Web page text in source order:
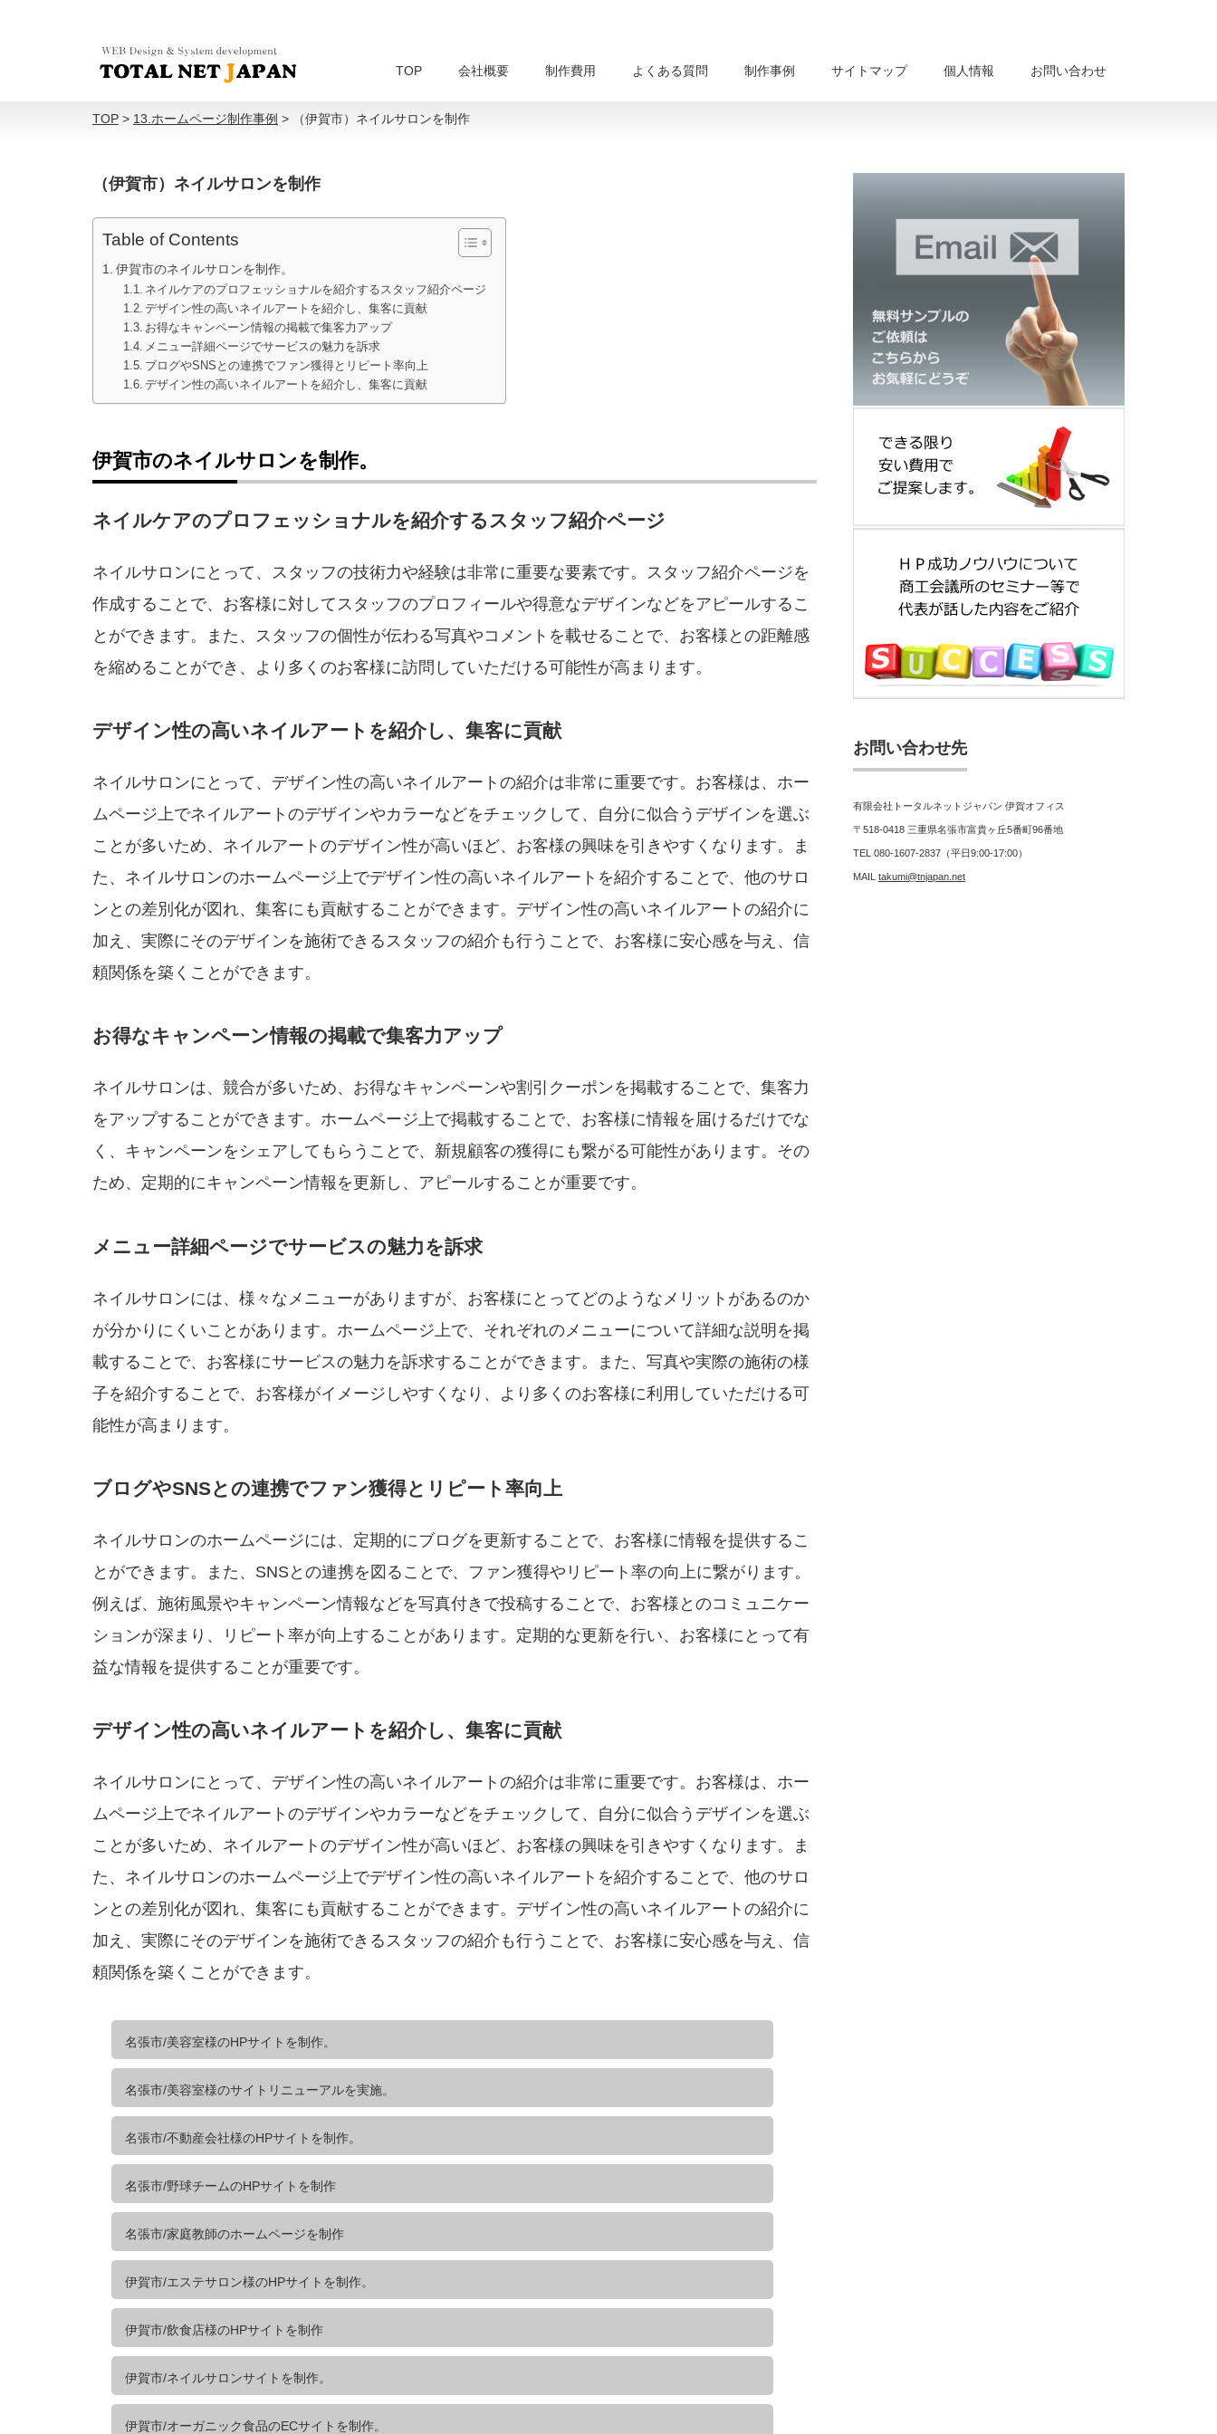
TOP 会社概要 制作費用 よくある質問 制作事例 サイトマップ 個人情報 お問い合わせ
TOP > 13.ホームページ制作事例 > （伊賀市）ネイルサロンを制作
（伊賀市）ネイルサロンを制作
Table of Contents
伊賀市のネイルサロンを制作。
ネイルケアのプロフェッショナルを紹介するスタッフ紹介ページ
デザイン性の高いネイルアートを紹介し、集客に貢献
お得なキャンペーン情報の掲載で集客力アップ
メニュー詳細ページでサービスの魅力を訴求
ブログやSNSとの連携でファン獲得とリピート率向上
デザイン性の高いネイルアートを紹介し、集客に貢献
伊賀市のネイルサロンを制作。
ネイルケアのプロフェッショナルを紹介するスタッフ紹介ページ
ネイルサロンにとって、スタッフの技術力や経験は非常に重要な要素です。スタッフ紹介ページを
作成することで、お客様に対してスタッフのプロフィールや得意なデザインなどをアピールするこ
とができます。また、スタッフの個性が伝わる写真やコメントを載せることで、お客様との距離感
を縮めることができ、より多くのお客様に訪問していただける可能性が高まります。
デザイン性の高いネイルアートを紹介し、集客に貢献
ネイルサロンにとって、デザイン性の高いネイルアートの紹介は非常に重要です。お客様は、ホー
ムページ上でネイルアートのデザインやカラーなどをチェックして、自分に似合うデザインを選ぶ
ことが多いため、ネイルアートのデザイン性が高いほど、お客様の興味を引きやすくなります。ま
た、ネイルサロンのホームページ上でデザイン性の高いネイルアートを紹介することで、他のサロ
ンとの差別化が図れ、集客にも貢献することができます。デザイン性の高いネイルアートの紹介に
加え、実際にそのデザインを施術できるスタッフの紹介も行うことで、お客様に安心感を与え、信
頼関係を築くことができます。
お得なキャンペーン情報の掲載で集客力アップ
ネイルサロンは、競合が多いため、お得なキャンペーンや割引クーポンを掲載することで、集客力
をアップすることができます。ホームページ上で掲載することで、お客様に情報を届けるだけでな
く、キャンペーンをシェアしてもらうことで、新規顧客の獲得にも繋がる可能性があります。その
ため、定期的にキャンペーン情報を更新し、アピールすることが重要です。
メニュー詳細ページでサービスの魅力を訴求
ネイルサロンには、様々なメニューがありますが、お客様にとってどのようなメリットがあるのか
が分かりにくいことがあります。ホームページ上で、それぞれのメニューについて詳細な説明を掲
載することで、お客様にサービスの魅力を訴求することができます。また、写真や実際の施術の様
子を紹介することで、お客様がイメージしやすくなり、より多くのお客様に利用していただける可
能性が高まります。
ブログやSNSとの連携でファン獲得とリピート率向上
ネイルサロンのホームページには、定期的にブログを更新することで、お客様に情報を提供するこ
とができます。また、SNSとの連携を図ることで、ファン獲得やリピート率の向上に繋がります。
例えば、施術風景やキャンペーン情報などを写真付きで投稿することで、お客様とのコミュニケー
ションが深まり、リピート率が向上することがあります。定期的な更新を行い、お客様にとって有
益な情報を提供することが重要です。
デザイン性の高いネイルアートを紹介し、集客に貢献
ネイルサロンにとって、デザイン性の高いネイルアートの紹介は非常に重要です。お客様は、ホー
ムページ上でネイルアートのデザインやカラーなどをチェックして、自分に似合うデザインを選ぶ
ことが多いため、ネイルアートのデザイン性が高いほど、お客様の興味を引きやすくなります。ま
た、ネイルサロンのホームページ上でデザイン性の高いネイルアートを紹介することで、他のサロ
ンとの差別化が図れ、集客にも貢献することができます。デザイン性の高いネイルアートの紹介に
加え、実際にそのデザインを施術できるスタッフの紹介も行うことで、お客様に安心感を与え、信
頼関係を築くことができます。
名張市/美容室様のHPサイトを制作。
名張市/美容室様のサイトリニューアルを実施。
名張市/不動産会社様のHPサイトを制作。
名張市/野球チームのHPサイトを制作
名張市/家庭教師のホームページを制作
伊賀市/エステサロン様のHPサイトを制作。
伊賀市/飲食店様のHPサイトを制作
伊賀市/ネイルサロンサイトを制作。
伊賀市/オーガニック食品のECサイトを制作。
お問い合わせ先
有限会社トータルネットジャパン 伊賀オフィス
〒518-0418 三重県名張市富貴ヶ丘5番町96番地
TEL 080-1607-2837（平日9:00-17:00）
MAIL takumi@tnjapan.net